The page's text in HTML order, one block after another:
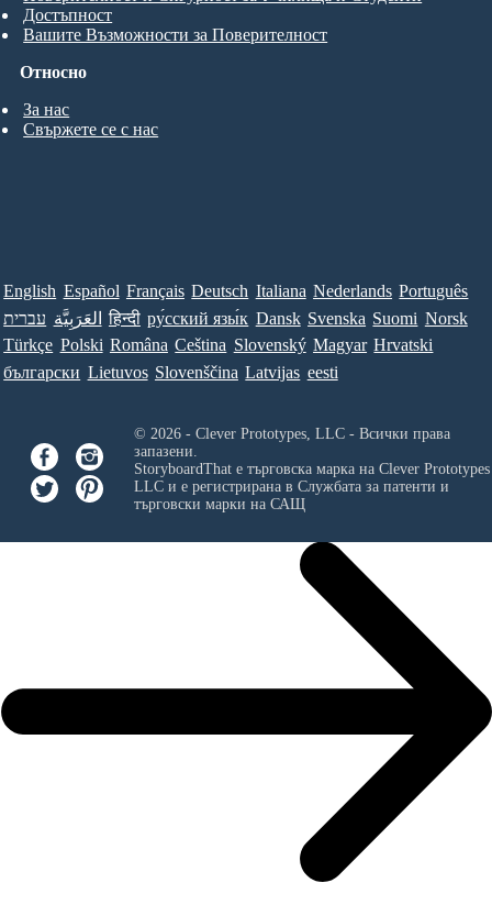
Относно
За нас
Свържете се с нас
Достъпност
Вашите Възможности за Поверителност
English Español Français Deutsch Italiana Nederlands Português
עברית العَرَبِيَّة हिन्दी ру́сский язы́к Dansk Svenska Suomi Norsk
Türkçe Polski Româna Ceština Slovenský Magyar Hrvatski
български Lietuvos Slovenščina Latvijas eesti
© 2026 - Clever Prototypes, LLC - Всички права
запазени.
StoryboardThat е търговска марка на Clever
LLCи е регистрирана в Службата за патенти и
търговски марки на САЩ